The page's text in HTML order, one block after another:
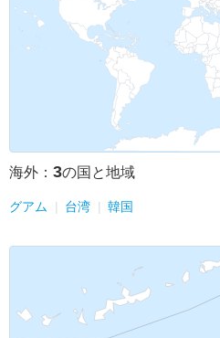
海外： 3の国と地域
グアム 台湾 韓国